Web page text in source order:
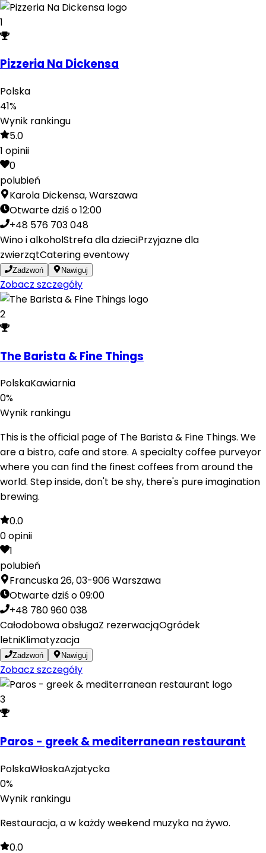
1
Pizzeria Na Dickensa
Polska
41%
Wynik rankingu
5.0
1 opinii
0
polubień
Karola Dickensa, Warszawa
Otwarte dziś o 12:00
+48 576 703 048
Wino i alkoholStrefa dla dzieciPrzyjazne dla
zwierzątCatering eventowy
Zadzwoń Nawiguj
Zobacz szczegóły
2
The Barista & Fine Things
PolskaKawiarnia
0%
Wynik rankingu
This is the official page of The Barista & Fine Things. We
are a bistro, cafe and store. A specialty coffee purveyor
where you can find the finest coffees from around the
world. Step inside, don't be shy, there's pure imagination
brewing.
0.0
0opinii
1
polubień
Francuska 26, 03-906 Warszawa
Otwarte dziś o 09:00
+48 780 960 038
Całodobowa obsługaZ rezerwacjąOgródek
letniKlimatyzacja
Zadzwoń Nawiguj
Zobacz szczegóły
3
Paros - greek & mediterranean restaurant
PolskaWłoskaAzjatycka
0%
Wynik rankingu
Restauracja, a w każdy weekend muzyka na żywo.
0.0